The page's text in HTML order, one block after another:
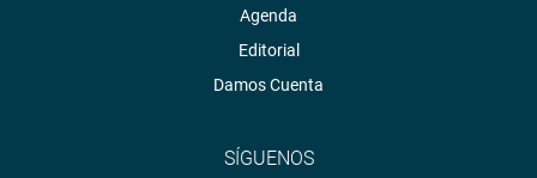
Agenda
Editorial
Damos Cuenta
SÍGUENOS